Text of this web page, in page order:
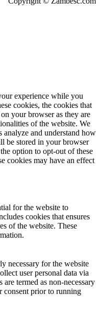
experience while you
cookies, the cookies that
your browser as they are
of the website. We
analyze and understand how
be stored in your browser
option to opt-out of these
cookies may have an effect
for the website to
cookies that ensures
of the website. These
necessary for the website
user personal data via
are termed as non-necessary
consent prior to running